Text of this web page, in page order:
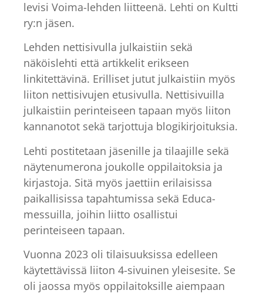
levisi Voima-lehden liitteenä. Lehti on Kultti
ry:n jäsen.
Lehden nettisivulla julkaistiin sekä
näköislehti että artikkelit erikseen
linkitettävinä. Erilliset jutut julkaistiin myös
liiton nettisivujen etusivulla. Nettisivuilla
julkaistiin perinteiseen tapaan myös liiton
kannanotot sekä tarjottuja blogikirjoituksia.
Lehti postitetaan jäsenille ja tilaajille sekä
näytenumerona joukolle oppilaitoksia ja
kirjastoja. Sitä myös jaettiin erilaisissa
paikallisissa tapahtumissa sekä Educa-
messuilla, joihin liitto osallistui
perinteiseen tapaan.
Vuonna 2023 oli tilaisuuksissa edelleen
käytettävissä liiton 4-sivuinen yleisesite. Se
oli jaossa myös oppilaitoksille aiempaan